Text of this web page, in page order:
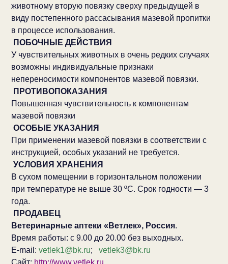
животному вторую повязку сверху предыдущей в
виду постепенного рассасывания мазевой пропитки
в процессе использования.
ПОБОЧНЫЕ ДЕЙСТВИЯ
У чувствительных животных в очень редких случаях
возможны индивидуальные признаки
непереносимости компонентов мазевой повязки.
ПРОТИВОПОКАЗАНИЯ
Повышенная чувствительность к компонентам
мазевой повязки
ОСОБЫЕ УКАЗАНИЯ
При применении мазевой повязки в соответствии с
инструкцией, особых указаний не требуется.
УСЛОВИЯ ХРАНЕНИЯ
В сухом помещении в горизонтальном положении
при температуре не выше 30 ºС. Срок годности — 3
года.
ПРОДАВЕЦ
Ветеринарные аптеки «Ветлек», Россия.
Время работы: с 9.00 до 20.00 без выходных.
E-mail: vetlek1@bk.ru; vetlek3@bk.ru
Сайт: http://www.vetlek.ru